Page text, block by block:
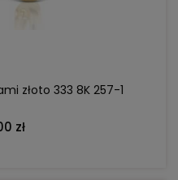
złoto 333 8K 257-1
zł